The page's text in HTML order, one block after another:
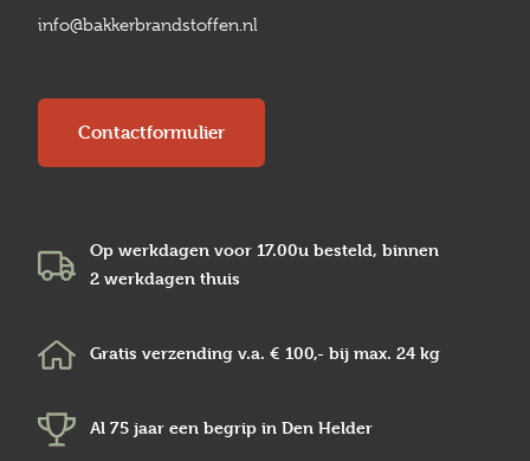
info@bakkerbrandstoffen.nl
Contactformulier
Op werkdagen voor 17.00u besteld, binnen
2 werkdagen thuis
Gratis verzending v.a. € 100,- bij max. 24 kg
Al 75 jaar een begrip in Den Helder